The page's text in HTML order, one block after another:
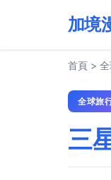
加境
首頁 >
全球旅
三